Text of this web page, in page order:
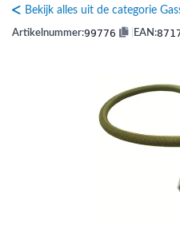
(Expansievaten)
(Flexibele slangen)
(Hemelwaterafvoer &
Bekijk alles uit de categorie
Artikelnummer:99776 EAN: